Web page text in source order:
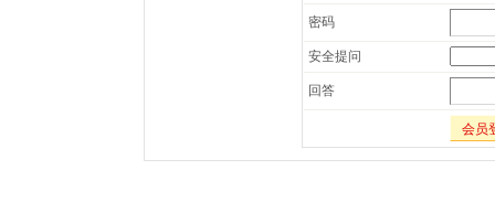
密码
安全提问
回答
会员